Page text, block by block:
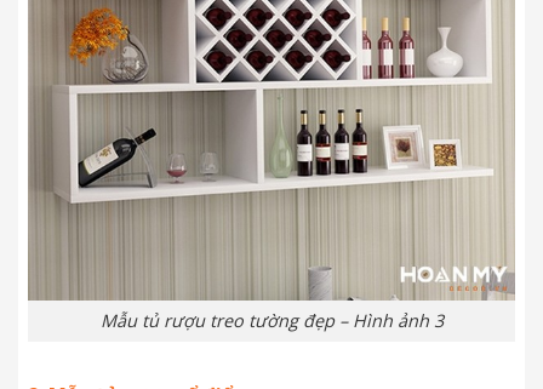
Mẫu tủ rượu treo tường đẹp – Hình ảnh 3